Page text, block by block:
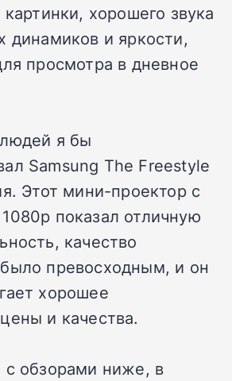
хорошего звука
динамиков и яркости,
просмотра в дневное
я бы
Samsung The Freestyle
Этот мини-проектор с
показал отличную
качество
превосходным, и он
хорошее
и качества.
с обзорами ниже, в